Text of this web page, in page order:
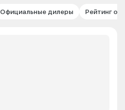
Официальные дилеры Рейтинг